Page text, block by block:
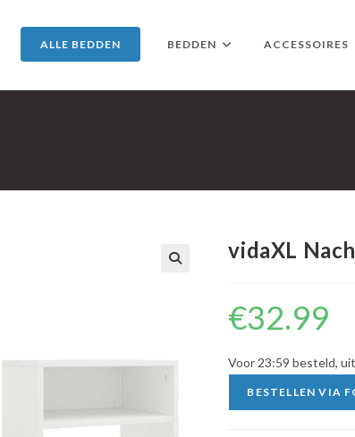
ALLE BEDDEN BEDDEN ACCESSOIRES
vidaXL
€32.99
Voor 23:59 besteld,
BESTELLEN VIA